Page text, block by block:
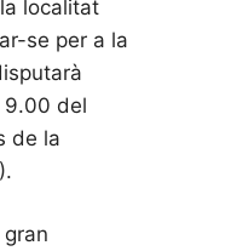
localitat
se per a la
9.00 del
de la
gran